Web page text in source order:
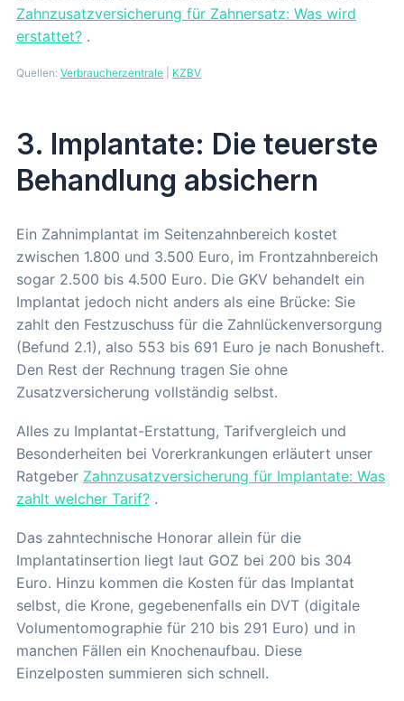
Zahnzusatzversicherung für Zahnersatz: Was wird
erstattet? .
Quellen: Verbraucherzentrale KZBV
3. Implantate: Die teuerste
Behandlung absichern
Ein Zahnimplantat im Seitenzahnbereich kostet
zwischen 1.800 und 3.500 Euro, im Frontzahnbereich
sogar 2.500 bis 4.500 Euro. Die GKV behandelt ein
Implantat jedoch nicht anders als eine Brücke: Sie
zahlt den Festzuschuss für die Zahnlückenversorgung
(Befund 2.1), also 553 bis 691 Euro je nach Bonusheft.
Den Rest der Rechnung tragen Sie ohne
Zusatzversicherung vollständig selbst.
Alles zu Implantat-Erstattung, Tarifvergleich und
Besonderheiten bei Vorerkrankungen erläutert unser
Ratgeber Zahnzusatzversicherung für Implantate: Was
zahlt welcher Tarif? .
Das zahntechnische Honorar allein für die
Implantatinsertion liegt laut GOZ bei 200 bis 304
Euro. Hinzu kommen die Kosten für das Implantat
selbst, die Krone, gegebenenfalls ein DVT (digitale
Volumentomographie für 210 bis 291 Euro) und in
manchen Fällen ein Knochenaufbau. Diese
Einzelposten summieren sich schnell.